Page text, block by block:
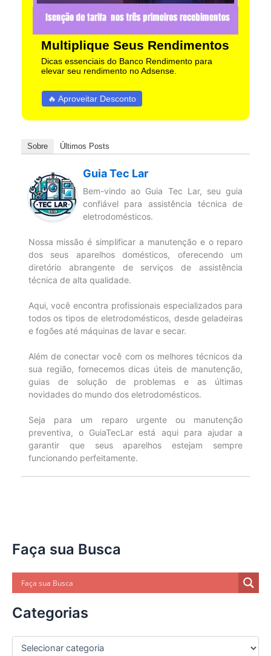
Multiplique Seus Rendimentos
Dicas essenciais do Banco Rendimento para
elevar seu rendimento no Adsense.
🔥 Aproveitar Desconto
Sobre Últimos Posts
Guia Tec Lar
Bem-vindo ao Guia Tec Lar, seu guia
confiável para assistência técnica de
eletrodomésticos.
Nossa missão é simplificar a manutenção e o reparo
dos seus aparelhos domésticos, oferecendo um
diretório abrangente de serviços de assistência
técnica de alta qualidade.
Aqui, você encontra profissionais especializados para
todos os tipos de eletrodomésticos, desde geladeiras
e fogões até máquinas de lavar e secar.
Além de conectar você com os melhores técnicos da
sua região, fornecemos dicas úteis de manutenção,
guias de solução de problemas e as últimas
novidades do mundo dos eletrodomésticos.
Seja para um reparo urgente ou manutenção
preventiva, o GuiaTecLar está aqui para ajudar a
garantir que seus aparelhos estejam sempre
funcionando perfeitamente.
Faça sua Busca
Categorias
C